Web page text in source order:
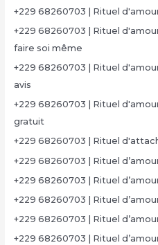
+229 68260703 | Rituel
+229 68260703 | Rituel
faire soi même
+229 68260703 | Rituel
avis
+229 68260703 | Rituel
gratuit
+229 68260703 | Rituel
+229 68260703 | Rituel
+229 68260703 | Rituel
+229 68260703 | Rituel
+229 68260703 | Rituel
+229 68260703 | Rituel